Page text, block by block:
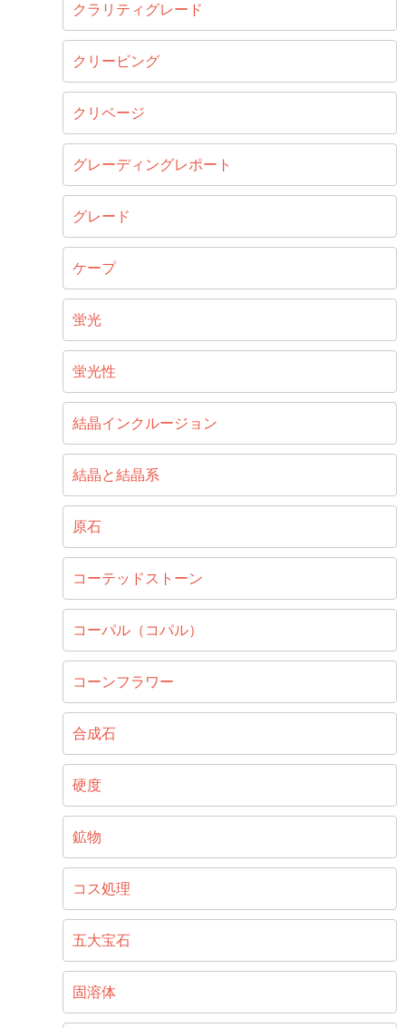
クラリティグレード
クリービング
クリベージ
グレーディングレポート
グレード
ケープ
蛍光
蛍光性
結晶インクルージョン
結晶と結晶系
原石
コーテッドストーン
コーパル（コパル）
コーンフラワー
合成石
硬度
鉱物
コス処理
五大宝石
固溶体